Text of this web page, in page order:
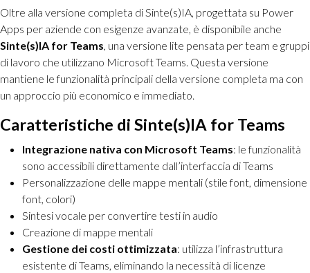
Oltre alla versione completa di Sinte(s)IA, progettata su Power
Apps per aziende con esigenze avanzate, è disponibile anche
Sinte(s)IA for Teams, una versione lite pensata per team e gruppi
di lavoro che utilizzano Microsoft Teams. Questa versione
mantiene le funzionalità principali della versione completa ma con
un approccio più economico e immediato.
Caratteristiche di Sinte(s)IA for Teams
Integrazione nativa con Microsoft Teams: le funzionalità
sono accessibili direttamente dall’interfaccia di Teams
Personalizzazione delle mappe mentali (stile font, dimensione
font, colori)
Sintesi vocale per convertire testi in audio
Creazione di mappe mentali
Gestione dei costi ottimizzata: utilizza l’infrastruttura
esistente di Teams, eliminando la necessità di licenze